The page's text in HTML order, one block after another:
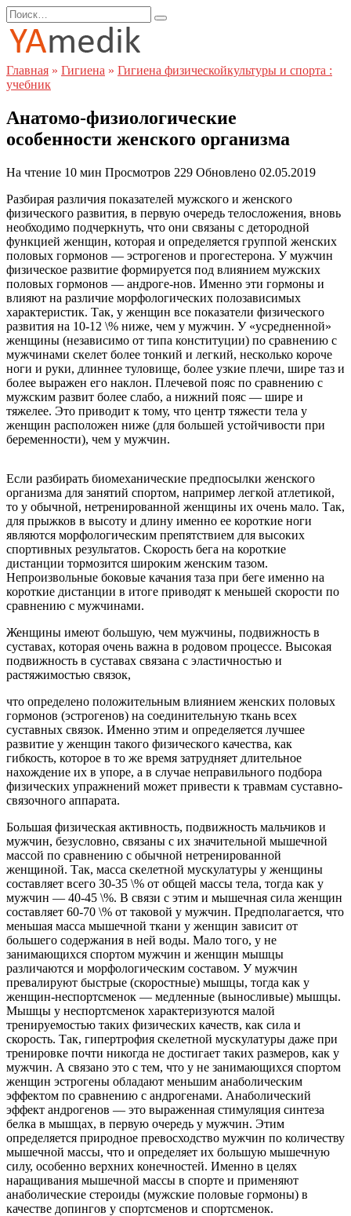
Перейти
к
содержанию
Search
for:
Главная » Гигиена » Гигиена физическойкультуры и спорта :
учебник
Анатомо-физиологические
особенности женского организма
На чтение 10 мин Просмотров 229 Обновлено 02.05.2019
Разбирая различия показателей мужского и женского
физического развития, в первую очередь телосложения, вновь
необходимо подчеркнуть, что они связаны с детородной
функцией женщин, которая и определяется группой женских
половых гормонов — эстрогенов и прогестерона. У мужчин
физическое развитие формируется под влиянием мужских
половых гормонов — андроге-нов. Именно эти гормоны и
влияют на различие морфологических полозависимых
характеристик. Так, у женщин все показатели физического
развития на 10-12 \% ниже, чем у мужчин. У «усредненной»
женщины (независимо от типа конституции) по сравнению с
мужчинами скелет более тонкий и легкий, несколько короче
ноги и руки, длиннее туловище, более узкие плечи, шире таз и
более выражен его наклон. Плечевой пояс по сравнению с
мужским развит более слабо, а нижний пояс — шире и
тяжелее. Это приводит к тому, что центр тяжести тела у
женщин расположен ниже (для большей устойчивости при
беременности), чем у мужчин.
Если разбирать биомеханические предпосылки женского
организма для занятий спортом, например легкой атлетикой,
то у обычной, нетренированной женщины их очень мало. Так,
для прыжков в высоту и длину именно ее короткие ноги
являются морфологическим препятствием для высоких
спортивных результатов. Скорость бега на короткие
дистанции тормозится широким женским тазом.
Непроизвольные боковые качания таза при беге именно на
короткие дистанции в итоге приводят к меньшей скорости по
сравнению с мужчинами.
Женщины имеют большую, чем мужчины, подвижность в
суставах, которая очень важна в родовом процессе. Высокая
подвижность в суставах связана с эластичностью и
растяжимостью связок,
что определено положительным влиянием женских половых
гормонов (эстрогенов) на соединительную ткань всех
суставных связок. Именно этим и определяется лучшее
развитие у женщин такого физического качества, как
гибкость, которое в то же время затрудняет длительное
нахождение их в упоре, а в случае неправильного подбора
физических упражнений может привести к травмам суставно-
связочного аппарата.
Большая физическая активность, подвижность мальчиков и
мужчин, безусловно, связаны с их значительной мышечной
массой по сравнению с обычной нетренированной
женщиной. Так, масса скелетной мускулатуры у женщины
составляет всего 30-35 \% от общей массы тела, тогда как у
мужчин — 40-45 \%. В связи с этим и мышечная сила женщин
составляет 60-70 \% от таковой у мужчин. Предполагается, что
меньшая масса мышечной ткани у женщин зависит от
большего содержания в ней воды. Мало того, у не
занимающихся спортом мужчин и женщин мышцы
различаются и морфологическим составом. У мужчин
превалируют быстрые (скоростные) мышцы, тогда как у
женщин-неспортсменок — медленные (выносливые) мышцы.
Мышцы у неспортсменок характеризуются малой
тренируемостью таких физических качеств, как сила и
скорость. Так, гипертрофия скелетной мускулатуры даже при
тренировке почти никогда не достигает таких размеров, как у
мужчин. А связано это с тем, что у не занимающихся спортом
женщин эстрогены обладают меньшим анаболическим
эффектом по сравнению с андрогенами. Анаболический
эффект андрогенов — это выраженная стимуляция синтеза
белка в мышцах, в первую очередь у мужчин. Этим
определяется природное превосходство мужчин по количеству
мышечной массы, что и определяет их большую мышечную
силу, особенно верхних конечностей. Именно в целях
наращивания мышечной массы в спорте и применяют
анаболические стероиды (мужские половые гормоны) в
качестве допингов у спортсменов и спортсменок.